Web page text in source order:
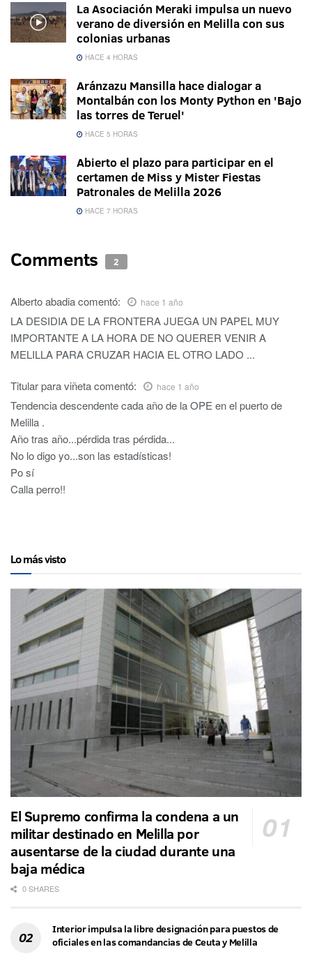
La Asociación Meraki impulsa un nuevo
verano de diversión en Melilla con sus
colonias urbanas
HACE 4 HORAS
Aránzazu Mansilla hace dialogar a
Montalbán con los Monty Python en 'Bajo
las torres de Teruel'
HACE 5 HORAS
Abierto el plazo para participar en el
certamen de Miss y Mister Fiestas
Patronales de Melilla 2026
HACE 7 HORAS
Comments 2
Alberto abadiacomentó: hace 1 año
LA DESIDIA DE LA FRONTERA JUEGA UN PAPEL MUY
IMPORTANTE A LA HORA DE NO QUERER VENIR A
MELILLA PARA CRUZAR HACIA EL OTRO LADO ...
Titular para viñetacomentó: hace 1 año
Tendencia descendente cada año de la OPE en el puerto de
Melilla .
Año tras año...pérdida tras pérdida...
No lo digo yo...son las estadísticas!
Po sí
Calla perro!!
Lo más visto
El Supremo confirma la condena a un
militar destinado en Melilla por
ausentarse de la ciudad durante una
baja médica
0 SHARES
Interior impulsa la libre designación para puestos de
oficiales en las comandancias de Ceuta y Melilla